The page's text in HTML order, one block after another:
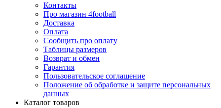
Контакты
Про магазин 4football
Доставка
Оплата
Сообщить про оплату
Таблицы размеров
Возврат и обмен
Гарантия
Пользовательское соглашение
Положение об обработке и защите персональных
данных
Каталог товаров